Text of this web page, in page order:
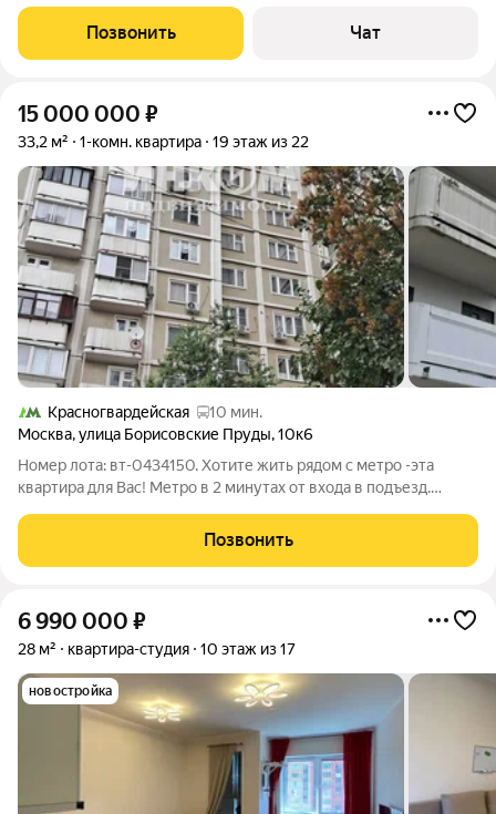
постройки от Донстрой (комфорт-класс, монолит). Потолки 3
метра, прямой панорамный
Позвонить Чат
15 000 000 ₽
33,2 м² 1-комн. квартира 19 этаж из 22
Красногвардейская
10 мин.
Москва,улица Борисовские Пруды,10к6
Номер лота: вт-0434150. Хотите жить рядом с метро -эта
квартира для Вас! Метро в 2 минутах от входа в подъезд.
Чистый воздух и тишина гарантированы! Рядом с домом вся
инфраструктура: сетевые
Позвонить
6 990 000 ₽
28 м² квартира-студия 10 этаж из 17
новостройка